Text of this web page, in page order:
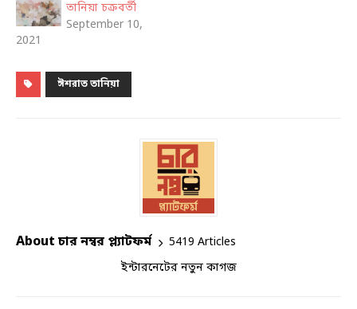
তানিয়া চক্রবর্তী
September 10,
2021
ঈশরাত তানিয়া
About চার নম্বর প্ল্যাটফর্ম
5419 Articles
ইন্টারনেটের নতুন কাগজ